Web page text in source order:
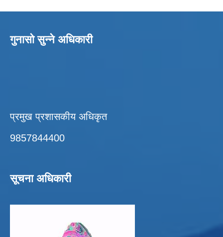
गुनासो सुन्ने अधिकारी
प्रमुख प्रशासकीय अधिकृत
9857844400
सूचना अधिकारी